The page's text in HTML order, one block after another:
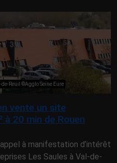
Reuil ©Agglo Seine Eure
vente un site
à 20 min de Rouen
appel à manifestation d’intérêt
Les Saules à Val-de-